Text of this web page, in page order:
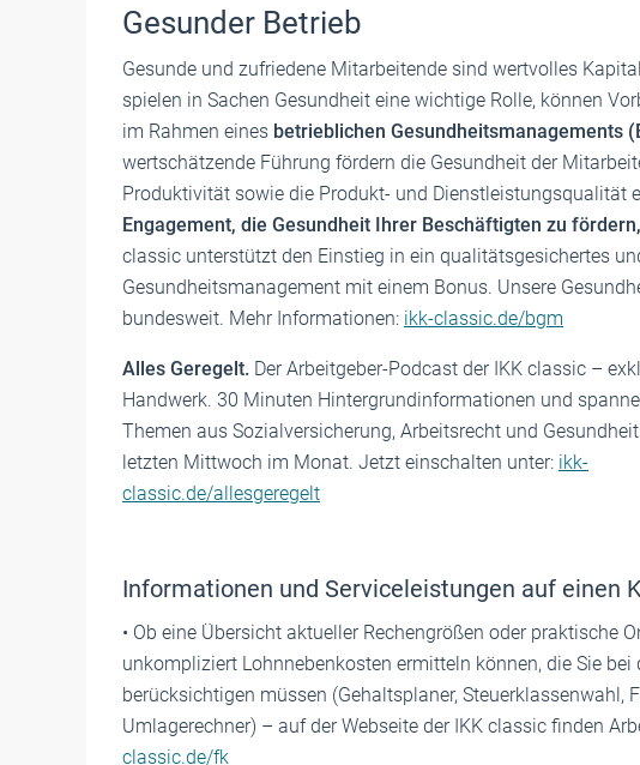
Gesunder Betrieb
Gesunde und zufriedene Mitarbeitende sind wertvolles
spielen in Sachen Gesundheit eine wichtige Rolle, können
im Rahmen eines betrieblichen Gesundheitsmanagements
wertschätzende Führung fördern die Gesundheit der
Produktivität sowie die Produkt- und Dienstleistungsqualität
Engagement, die Gesundheit Ihrer Beschäftigten zu
classic unterstützt den Einstieg in ein qualitätsgesichertes
Gesundheitsmanagement mit einem Bonus. Unsere
bundesweit. Mehr Informationen: ikk-classic.de/bgm
Alles Geregelt. Der Arbeitgeber-Podcast der IKK classic –
Handwerk. 30 Minuten Hintergrundinformationen und
Themen aus Sozialversicherung, Arbeitsrecht und
letzten Mittwoch im Monat. Jetzt einschalten unter: ikk-
classic.de/allesgeregelt
Informationen und Serviceleistungen auf einen
• Ob eine Übersicht aktueller Rechengrößen oder praktische
unkompliziert Lohnnebenkosten ermitteln können, die Sie
berücksichtigen müssen (Gehaltsplaner, Steuerklassenwahl,
Umlagerechner) – auf der Webseite der IKK classic finden
classic.de/fk